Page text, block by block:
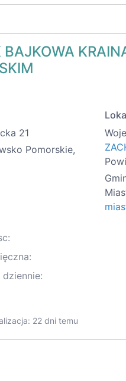
BAJKOWA
21
Pomorskie,
22 dni temu